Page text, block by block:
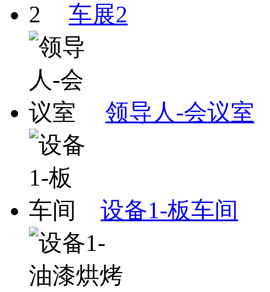
车展2
领导人-会议室
设备1-板车间